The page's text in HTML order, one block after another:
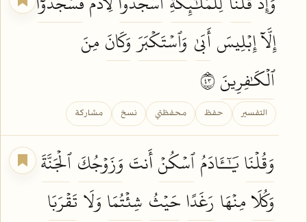
إِلَّآ إِبۡلِيسَأَبَىٰ وَٱسۡتَكۡبَرَ وَكَانَ مِنَ
ٱلۡكَٰفِرِينَ
التفسير حفظ محفظتي نسخ مشاركة
وَقُلۡنَايَٰٓـَٔادَمُٱسۡكُنۡأَنتَ وَزَوۡجُكَ ٱلۡجَنَّةَ
وَكُلَامِنۡهَا رَغَدًاحَيۡثُ شِئۡتُمَا وَلَا تَقۡرَبَا